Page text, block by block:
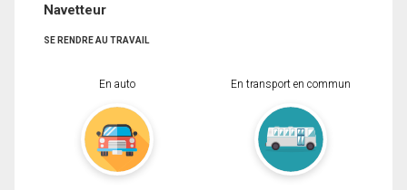
Navetteur
SE RENDRE AU TRAVAIL
En auto En transport en commun